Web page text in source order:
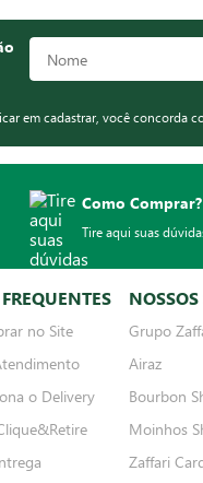
em cadastrar, você concorda
Como Comprar?
Tire aqui suas
no Site
o Delivery
NOSSOS
Grupo
Airaz
Bourbon
Moinhos
Zaffari